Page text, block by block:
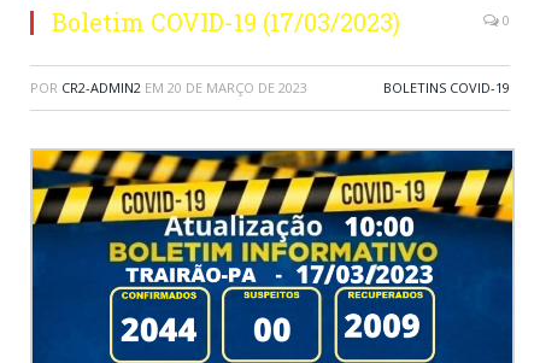
Boletim COVID-19 (17/03/2023) 0
POR CR2-ADMIN2 EM 20 DE MARÇO DE 2023 BOLETINS COVID-19